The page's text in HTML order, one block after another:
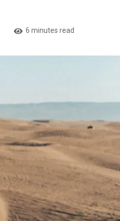
6 minutes read